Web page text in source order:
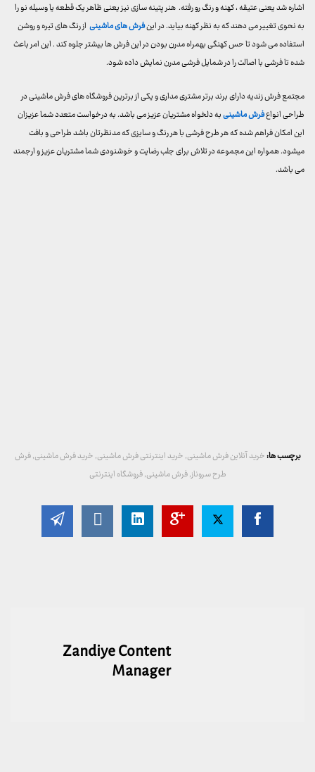
اشاره شد یعنی عتیقه ، کهنه و رنگ رو رفته. هنر پتینه سازی نیز یعنی ظاهر یک قطعه یا وسیله نو را
به نحوی تغییر می دهند که به نظر کهنه بیاید. در اینفرش های ماشینی از رنگ های تیره و روشن
استفاده می شود تا حس کهنگی بهمراه مدرن بودن در این فرش ها بیشتر جلوه کند . این امر باعث
شده تا فرشی با اصالت را در شمایل فرشی مدرن نمایش داده شود.
مجتمع فرش زندیه دارای برند برتر مشتری مداری و یکی از برترین فروشگاه های فرش ماشینی در
طراحی انواعفرش ماشینیبه دلخواه مشتریان عزیز می باشد. به درخواست متعدد شما عزیزان
این امکان فراهم شده که هر طرح فرشی با هر رنگ و سایزی که مدنظرتان باشد طراحی و بافت
میشود. همواره این مجموعه در تلاش برای جلب رضایت و خوشنودی شما مشتریان عزیز و ارجمند
می باشد.
برچسب ها:خرید آنلاین فرش ماشینی,خرید اینترنتی فرش ماشینی,خرید فرش ماشینی,فرش
طرح سروناز,فرش ماشینی,فروشگاه اینترنتی
Zandiye Content
Manager